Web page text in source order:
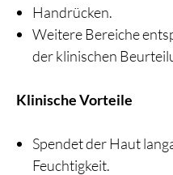
Handrücken.
Weitere Bereiche
der klinischen
Klinische Vorteile
Spendet der Haut
Feuchtigkeit.